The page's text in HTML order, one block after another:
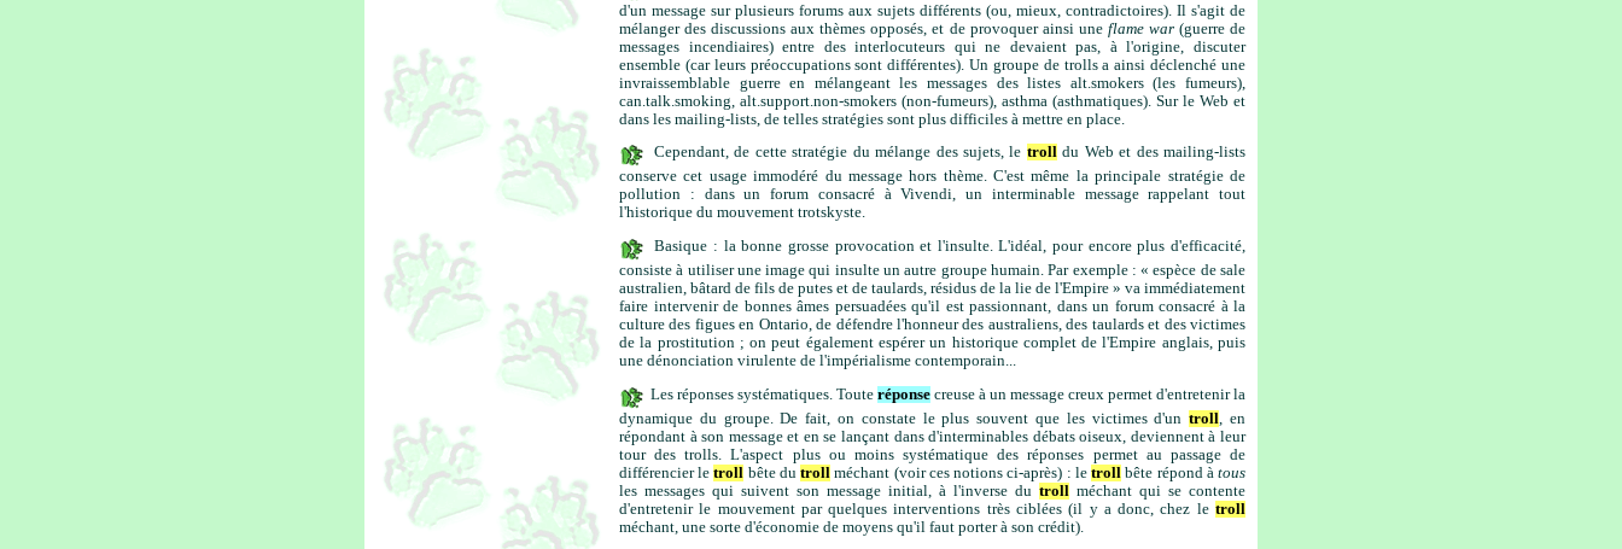
d'un message sur plusieurs forums aux sujets différents (ou, mieux, contradictoires). Il s'agit de
mélanger des discussions aux thèmes opposés, et de provoquer ainsi une flame war(guerre de
messages incendiaires) entre des interlocuteurs qui ne devaient pas, à l'origine, discuter
ensemble (car leurs préoccupations sont différentes). Un groupe de trolls a ainsi déclenché une
invraissemblable guerre en mélangeant les messages des listes alt.smokers (les fumeurs),
can.talk.smoking, alt.support.non-smokers (non-fumeurs), asthma (asthmatiques). Sur le Web et
dans les mailing-lists, de telles stratégies sont plus difficiles à mettre en place.
Cependant, de cette stratégie du mélange des sujets, le trolldu Web et des mailing-lists
conserve cet usage immodéré du message hors thème. C'est même la principale stratégie de
pollution : dans un forum consacré à Vivendi, un interminable message rappelant tout
l'historique du mouvement trotskyste.
Basique : la bonne grosse provocation et l'insulte. L'idéal, pour encore plus d'efficacité,
consiste à utiliser une image qui insulte un autre groupe humain. Par exemple : « espèce de sale
australien, bâtard de fils de putes et de taulards, résidus de la lie de l'Empire » va immédiatement
faire intervenir de bonnes âmes persuadées qu'il est passionnant, dans un forum consacré à la
culture des figues en Ontario, de défendre l'honneur des australiens, des taulards et des victimes
de la prostitution ; on peut également espérer un historique complet de l'Empire anglais, puis
une dénonciation virulente de l'impérialisme contemporain...
Les réponses systématiques. Toute réponse creuse à un message creux permet d'entretenir la
dynamique du groupe. De fait, on constate le plus souvent que les victimes d'untroll , en
répondant à son message et en se lançant dans d'interminables débats oiseux, deviennent à leur
tour des trolls. L'aspect plus ou moins systématique des réponses permet au passage de
différencier letroll bête dutroll méchant (voir ces notions ci-après) : letroll bête répond àtous
les messages qui suivent son message initial, à l'inverse du troll méchant qui se contente
d'entretenir le mouvement par quelques interventions très ciblées (il y a donc, chez le troll
méchant, une sorte d'économie de moyens qu'il faut porter à son crédit).